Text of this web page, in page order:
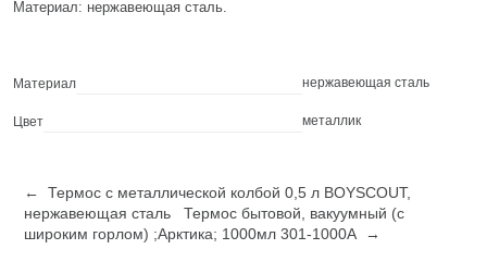
Материал: нержавеющая сталь.
Материал нержавеющая сталь
Цвет металлик
← Термос c металлической колбой 0,5 л BOYSCOUT,
нержавеющая сталь
Термос бытовой, вакуумный (с
широким горлом) ;Арктика; 1000мл 301-1000А →